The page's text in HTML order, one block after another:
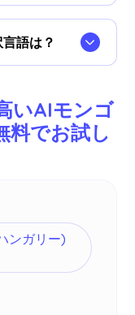
シュボードで
事録もモンゴ
きます。
語は？
、ヒンディー
ウェー語、イ
ィリピン語、
いAIモンゴ
料でお試し
ンガリー)